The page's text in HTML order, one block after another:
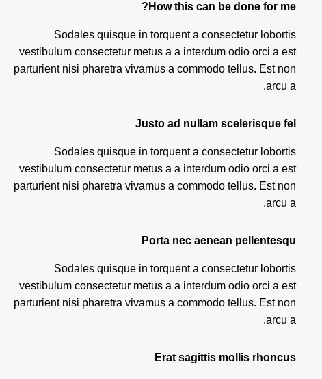
How this can be done for me?
Sodales quisque in torquent a consectetur lobortis
vestibulum consectetur metus a a interdum odio orci a est
parturient nisi pharetra vivamus a commodo tellus. Est non
arcu a.
Justo ad nullam scelerisque fel
Sodales quisque in torquent a consectetur lobortis
vestibulum consectetur metus a a interdum odio orci a est
parturient nisi pharetra vivamus a commodo tellus. Est non
arcu a.
Porta nec aenean pellentesqu
Sodales quisque in torquent a consectetur lobortis
vestibulum consectetur metus a a interdum odio orci a est
parturient nisi pharetra vivamus a commodo tellus. Est non
arcu a.
Erat sagittis mollis rhoncus